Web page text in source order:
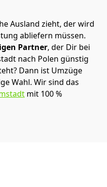
Ausland zieht, der wird
abliefern müssen.
Partner, der Dir bei
nach Polen günstig
Dann ist Umzüge
Wahl. Wir sind das
mit 100 %